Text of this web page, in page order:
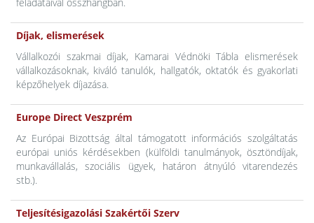
Díjak, elismerések
Vállalkozói szakmai díjak, Kamarai Védnöki Tábla elismerések
vállalkozásoknak, kiváló tanulók, hallgatók, oktatók és gyakorlati
képzőhelyek díjazása.
Europe Direct Veszprém
Az Európai Bizottság által támogatott információs szolgáltatás
európai uniós kérdésekben (külföldi tanulmányok, ösztöndíjak,
munkavállalás, szociális ügyek, határon átnyúló vitarendezés
stb.).
Teljesítésigazolási Szakértői Szerv